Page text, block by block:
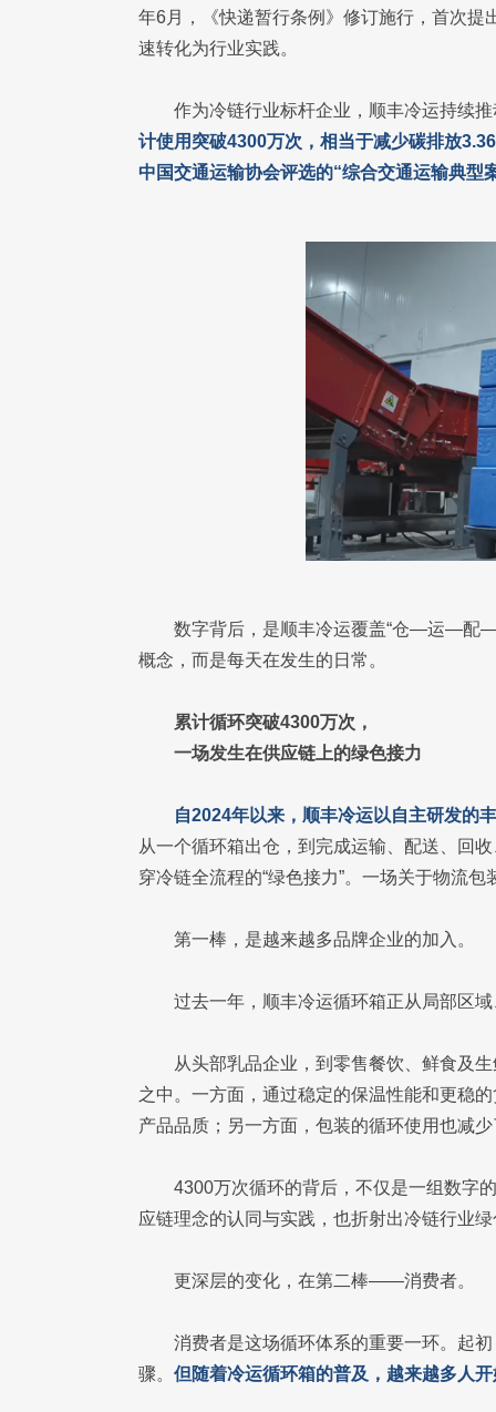
年6月，《快递暂行条例》修订施行，首次
速转化为行业实践。
作为冷链行业标杆企业，顺丰冷运持续
计使用突破4300万次，相当于减少碳排放
中国交通运输协会评选的“综合交通运输典型
数字背后，是顺丰冷运覆盖“仓—运—配
概念，而是每天在发生的日常。
累计循环突破4300万次，
一场发生在供应链上的绿色接力
自2024年以来，顺丰冷运以自主研发的
从一个循环箱出仓，到完成运输、配送、回
穿冷链全流程的“绿色接力”。一场关于物流
第一棒，是越来越多品牌企业的加入。
过去一年，顺丰冷运循环箱正从局部区
从头部乳品企业，到零售餐饮、鲜食及
之中。一方面，通过稳定的保温性能和更稳
产品品质；另一方面，包装的循环使用也减
4300万次循环的背后，不仅是一组数字
应链理念的认同与实践，也折射出冷链行业绿
更深层的变化，在第二棒——消费者。
消费者是这场循环体系的重要一环。起
骤。 但随着冷运循环箱的普及，越来越多人